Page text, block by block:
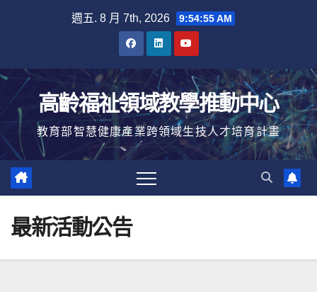
週五. 8 月 7th, 2026 9:54:56 AM
高齡福祉領域教學推動中心
教育部智慧健康產業跨領域生技人才培育計畫
最新活動公告